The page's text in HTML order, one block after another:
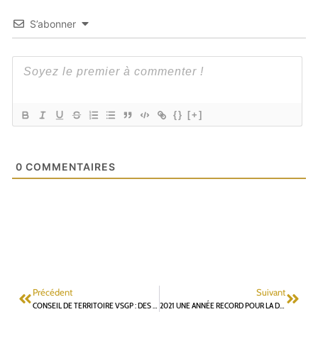
S’abonner
{} [+]
0 COMMENTAIRES
Précédent Suivant
2021 UNE ANNÉE RECORD POUR LA DENSIFICATION PROGRAMMÉE DE NOTRE COMMUNE